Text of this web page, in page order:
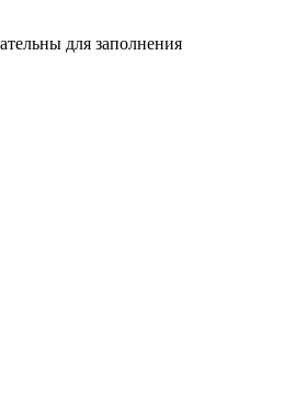
для заполнения